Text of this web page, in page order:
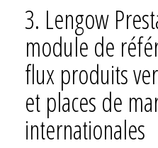
3. Lengow
module de
flux produits
et places de
internationales